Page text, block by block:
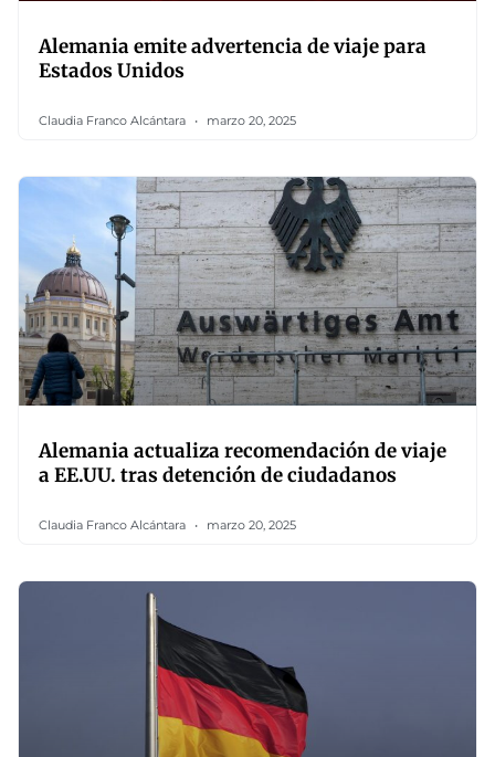
Alemania emite advertencia de viaje para
Estados Unidos
Claudia Franco Alcántara marzo 20, 2025
Alemania actualiza recomendación de viaje
a EE.UU. tras detención de ciudadanos
Claudia Franco Alcántara marzo 20, 2025